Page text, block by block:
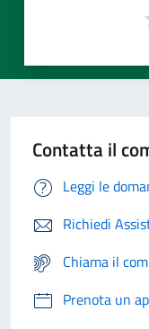
Contatta il
Leggi le
Richiedi
Chiama il
Prenota un